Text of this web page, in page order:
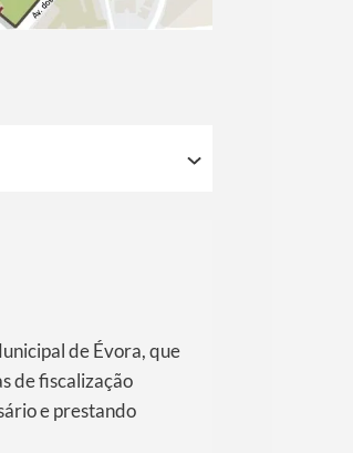
de Évora, que
de fiscalização
e prestando